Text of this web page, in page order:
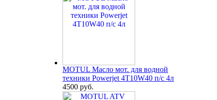
MOTUL Масло мот. для водной
техники Powerjet 4T10W40 п/с 4л
4500 руб.